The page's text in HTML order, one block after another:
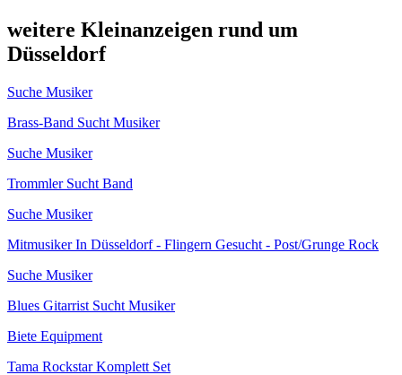
weitere Kleinanzeigen rund um
Düsseldorf
Suche Musiker
Brass-Band Sucht Musiker
Suche Musiker
Trommler Sucht Band
Suche Musiker
Mitmusiker In Düsseldorf - Flingern Gesucht - Post/Grunge Rock
Suche Musiker
Blues Gitarrist Sucht Musiker
Biete Equipment
Tama Rockstar Komplett Set